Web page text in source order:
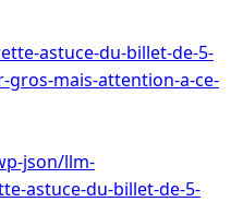
astuce-du-billet-de-5-
gros-mais-attention-a-ce-
json/llm-
astuce-du-billet-de-5-